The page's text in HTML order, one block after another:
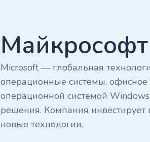
Майкрософт
Microsoft — глобальная
операционные системы,
операционной системой
решения. Компания инвестирует
новые технологии.